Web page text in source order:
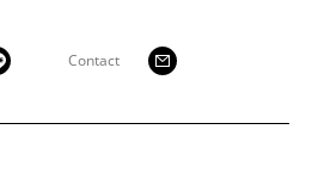
Contact